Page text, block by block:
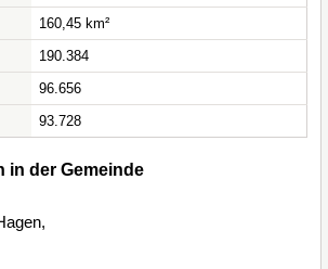
160,45 km²
190.384
96.656
93.728
in der Gemeinde